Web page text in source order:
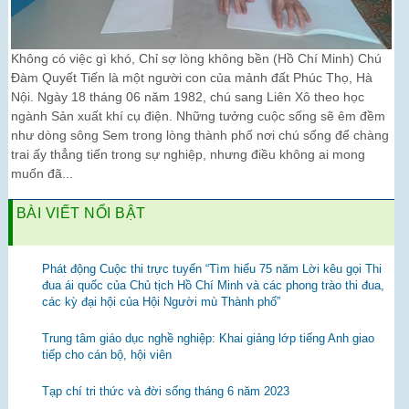
Không có việc gì khó, Chỉ sợ lòng không bền (Hồ Chí Minh) Chú
Đàm Quyết Tiến là một người con của mảnh đất Phúc Thọ, Hà
Nội. Ngày 18 tháng 06 năm 1982, chú sang Liên Xô theo học
ngành Sản xuất khí cụ điện. Những tưởng cuộc sống sẽ êm đềm
như dòng sông Sem trong lòng thành phố nơi chú sống để chàng
trai ấy thẳng tiến trong sự nghiệp, nhưng điều không ai mong
muốn đã...
BÀI VIẾT NỔI BẬT
Phát động Cuộc thi trực tuyến “Tìm hiểu 75 năm Lời kêu gọi Thi
đua ái quốc của Chủ tịch Hồ Chí Minh và các phong trào thi đua,
các kỳ đại hội của Hội Người mù Thành phố”
Trung tâm giáo dục nghề nghiệp: Khai giảng lớp tiếng Anh giao
tiếp cho cán bộ, hội viên
Tạp chí tri thức và đời sống tháng 6 năm 2023